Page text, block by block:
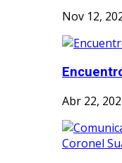
Nov 12,
Abr 22,